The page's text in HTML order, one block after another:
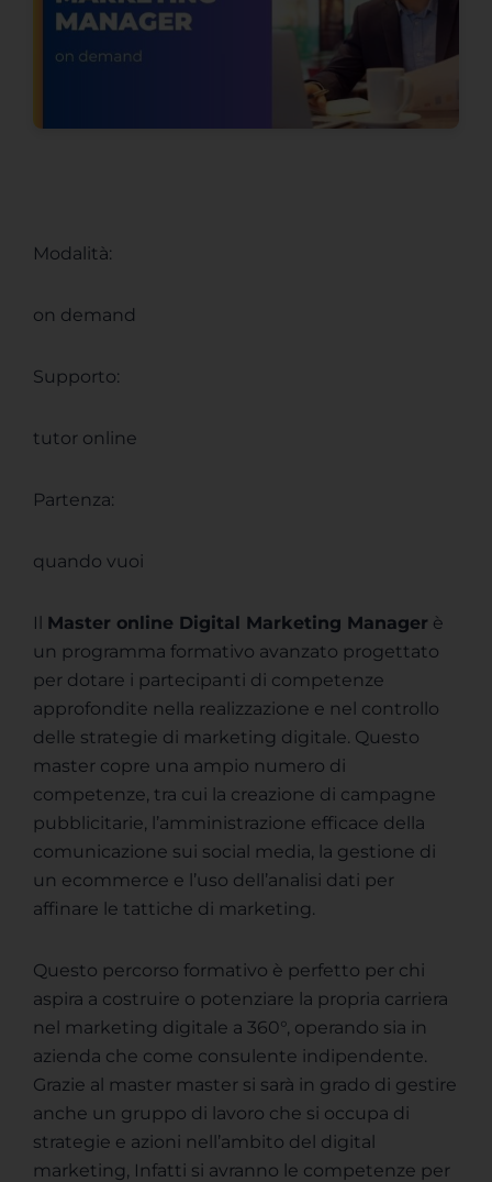
Modalità:
on demand
Supporto:
tutor online
Partenza:
quando vuoi
Il Master online Digital Marketing Manager è
un programma formativo avanzato progettato
per dotare i partecipanti di competenze
approfondite nella realizzazione e nel controllo
delle strategie di marketing digitale. Questo
master copre una ampio numero di
competenze, tra cui la creazione di campagne
pubblicitarie, l’amministrazione efficace della
comunicazione sui social media, la gestione di
un ecommerce e l’uso dell’analisi dati per
affinare le tattiche di marketing.
Questo percorso formativo è perfetto per chi
aspira a costruire o potenziare la propria carriera
nel marketing digitale a 360°, operando sia in
azienda che come consulente indipendente.
Grazie al master master si sarà in grado di gestire
anche un gruppo di lavoro che si occupa di
strategie e azioni nell’ambito del digital
marketing, Infatti si avranno le competenze per